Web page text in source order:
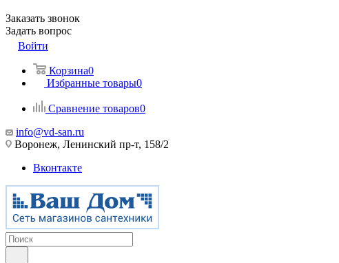
Заказать звонок
Задать вопрос
Войти
Корзина0
Избранные товары0
Сравнение товаров0
info@vd-san.ru
Воронеж, Ленинский пр-т, 158/2
Вконтакте